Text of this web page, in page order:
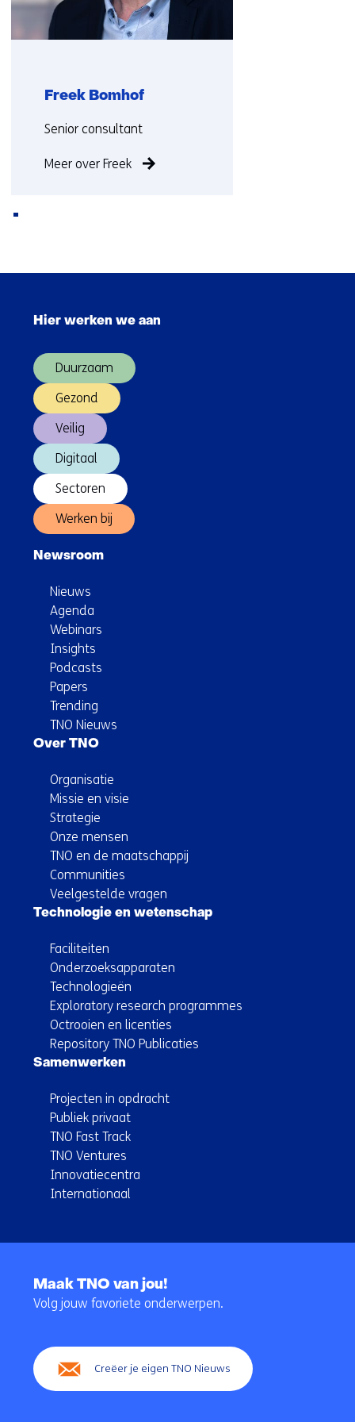
Freek Bomhof
Functie:
Senior consultant
Meer over Freek
naar
Hier werken we aan
Duurzaam
Gezond
Veilig
Digitaal
Sectoren
Werken bij
Newsroom
Nieuws
Agenda
Webinars
Insights
Podcasts
Papers
Trending
TNO Nieuws
Over TNO
Organisatie
Missie en visie
Strategie
Onze mensen
TNO en de maatschappij
Communities
Veelgestelde vragen
Technologie en wetenschap
Faciliteiten
Onderzoeksapparaten
Technologieën
Exploratory research programmes
Octrooien en licenties
Repository TNO Publicaties
Samenwerken
Projecten in opdracht
Publiek privaat
TNO Fast Track
TNO Ventures
Innovatiecentra
Internationaal
navigatie
Maak TNO van jou!
Volg jouw favoriete onderwerpen.
Creëer je eigen TNO Nieuws